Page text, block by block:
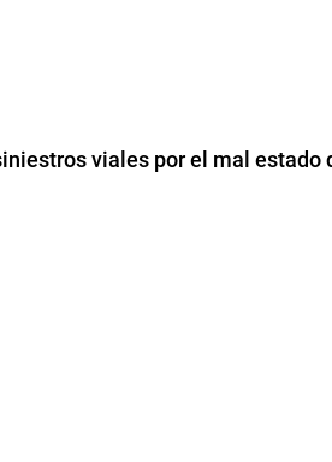
viales por el mal estado